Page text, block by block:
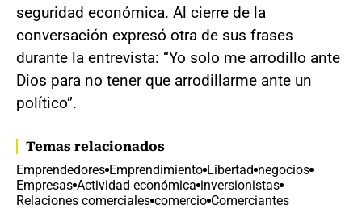
seguridad económica. Al cierre de la
conversación expresó otra de sus frases
durante la entrevista: “Yo solo me arrodillo ante
Dios para no tener que arrodillarme ante un
político”.
Temas relacionados
Emprendedores Emprendimiento Libertad negocios
Empresas Actividad económica inversionistas
Relaciones comerciales comercio Comerciantes